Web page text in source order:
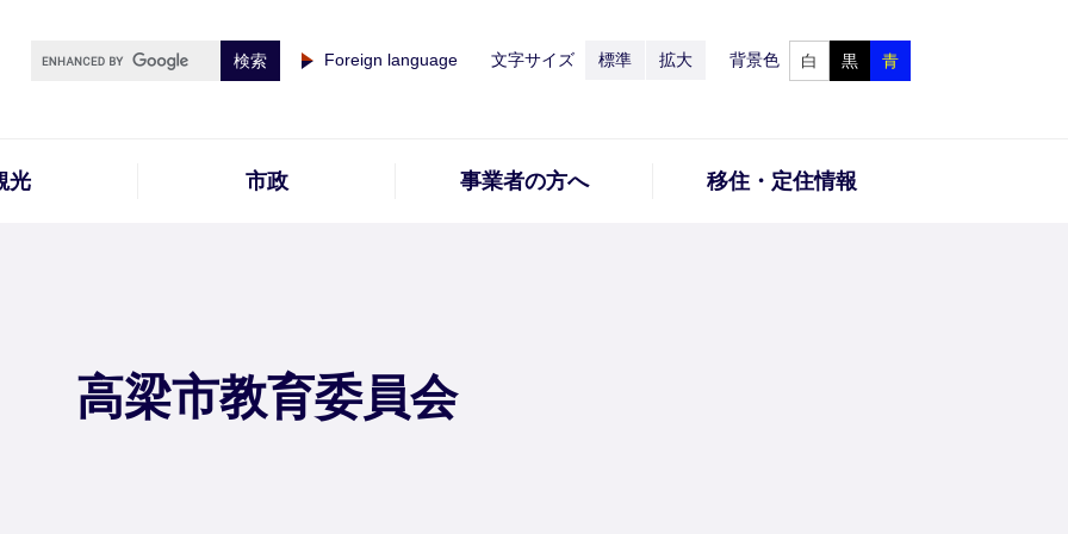
Foreign language 文字サイズ 標準 拡大 背景色 白 黒 青
光 市政 事業者の方へ 移住・定住情報
高梁市教育委員会